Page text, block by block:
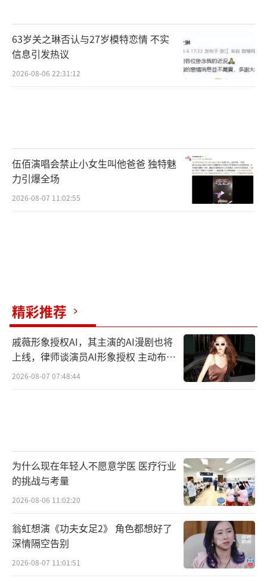
63岁关之琳否认与27岁模特恋情 不实
信息引发热议
2026-08-06 22:31:12
伍佰演唱会禁止小女生叫他爸爸 独特魅
力引爆全场
2026-08-07 11:02:55
精彩推荐
戚薇形象授权AI，其主演的AI漫剧也将
上线，律师谈演员AI形象授权 主动布局
数字资产
2026-08-07 07:48:44
为什么现在年轻人不愿意学医 医疗行业
的挑战与考量
2026-08-06 11:02:20
翁虹想演《功夫女足2》 角色都想好了
深情隔空告别
2026-08-07 11:01:51